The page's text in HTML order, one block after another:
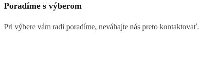
Poradíme s výberom
Pri výbere vám radi poradíme, neváhajte nás preto kontaktovať.